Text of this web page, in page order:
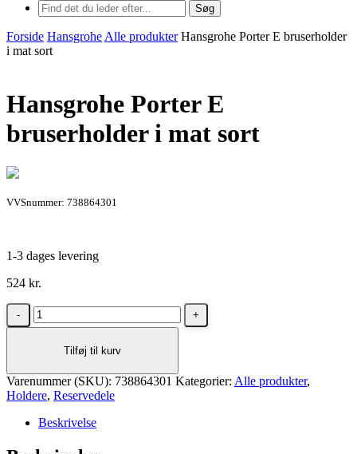
Søg
Forside Hansgrohe Alle produkter Hansgrohe Porter E bruserholder
i mat sort
Hansgrohe Porter E
bruserholder i mat sort
VVSnummer: 738864301
1-3 dages levering
524 kr.
Hansgrohe
Porter
bruserholder
mat
sort
Tilføj til kurv
Varenummer (SKU): 738864301 Kategorier: Alle produkter,
Holdere, Reservedele
Beskrivelse